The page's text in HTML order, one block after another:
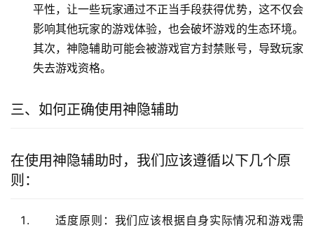
平性，让一些玩家通过不正当手段获得优势，这不仅会
影响其他玩家的游戏体验，也会破坏游戏的生态环境。
其次，神隐辅助可能会被游戏官方封禁账号，导致玩家
失去游戏资格。
三、如何正确使用神隐辅助
在使用神隐辅助时，我们应该遵循以下几个原
则：
适度原则：我们应该根据自身实际情况和游戏需